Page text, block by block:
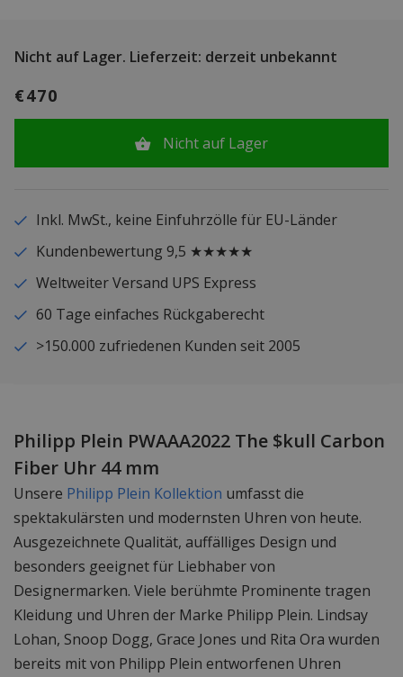
Nicht auf Lager. Lieferzeit: derzeit unbekannt
€470
Nicht auf Lager
Inkl. MwSt., keine Einfuhrzölle für EU-Länder
Kundenbewertung 9,5 ★★★★★
Weltweiter Versand UPS Express
60 Tage einfaches Rückgaberecht
>150.000 zufriedenen Kunden seit 2005
Philipp Plein PWAAA2022 The $kull Carbon
Fiber Uhr 44 mm
Unsere Philipp Plein Kollektion umfasst die
spektakulärsten und modernsten Uhren von heute.
Ausgezeichnete Qualität, auffälliges Design und
besonders geeignet für Liebhaber von
Designermarken. Viele berühmte Prominente tragen
Kleidung und Uhren der Marke Philipp Plein. Lindsay
Lohan, Snoop Dogg, Grace Jones und Rita Ora wurden
bereits mit von Philipp Plein entworfenen Uhren